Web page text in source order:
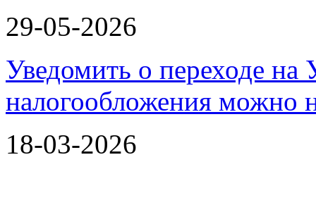
29-05-2026
Уведомить о переходе
налогообложения можно
18-03-2026